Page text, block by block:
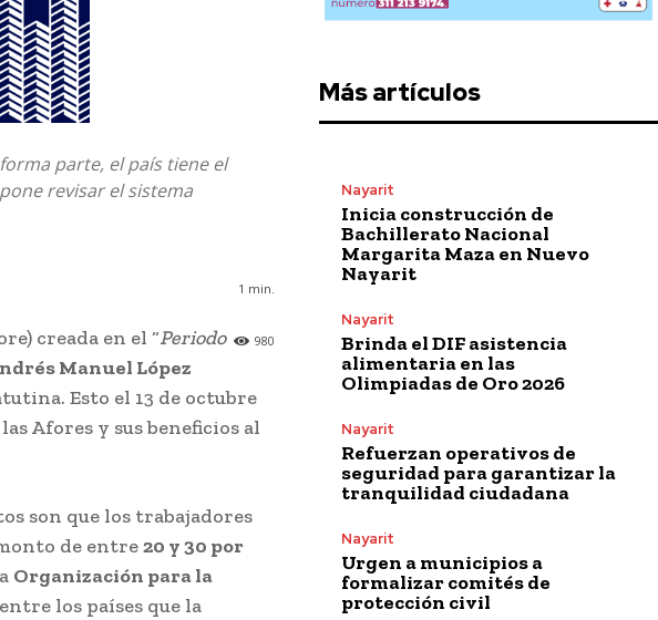
parte, el país tiene el
revisar el sistema
1 min.
980
creada en el “Periodo
Manuel López
Esto el 13 de octubre
Afores y sus beneficios al
son que los trabajadores
de entre20 y 30 por
Organización para la
entre los países que la
Más artículos
Nayarit
Inicia construcción de
Bachillerato Nacional
Margarita Maza en Nuevo
Nayarit
Nayarit
Brinda el DIF asistencia
alimentaria en las
Olimpiadas de Oro 2026
Nayarit
Refuerzan operativos de
seguridad para garantizar la
tranquilidad ciudadana
Nayarit
Urgen a municipios a
formalizar comités de
protección civil